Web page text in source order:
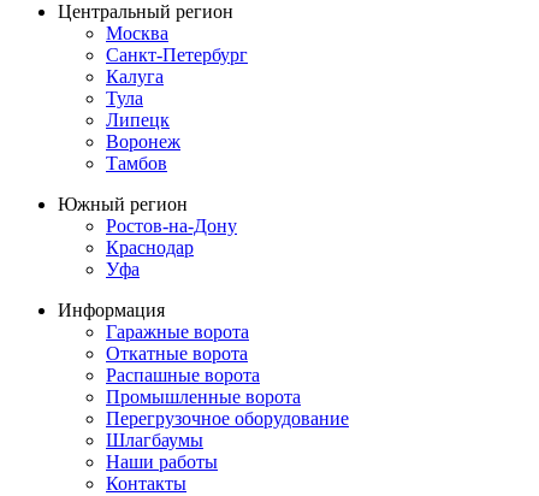
Центральный регион
Москва
Санкт-Петербург
Калуга
Тула
Липецк
Воронеж
Тамбов
Южный регион
Ростов-на-Дону
Краснодар
Уфа
Информация
Гаражные ворота
Откатные ворота
Распашные ворота
Промышленные ворота
Перегрузочное оборудование
Шлагбаумы
Наши работы
Контакты